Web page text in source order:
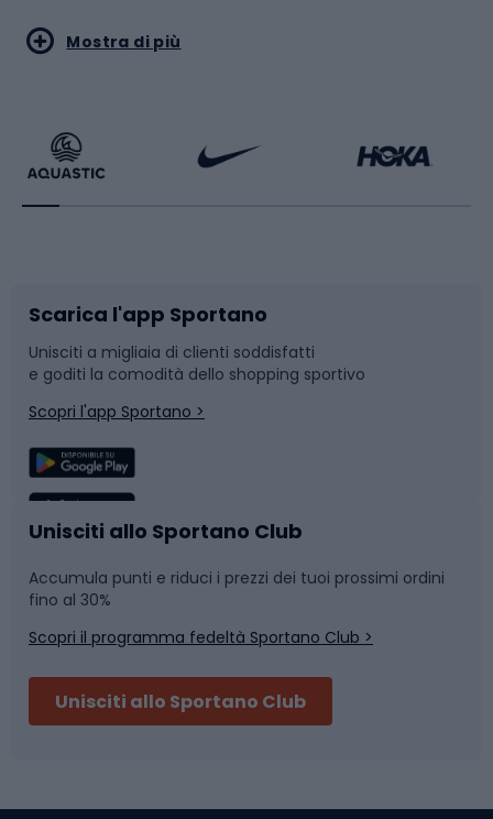
Sport acquatici
Bikepacking
Bushcraft
Corsa
Sport di squadra
Caschi da ciclismo
Skitouring
Abbigliamento da escursionismo
Sport di arti marziali
Sport con le racchette
Slitte e slittini
Snowboard
Camminata nordica
Nuoto
Pattinaggio
Componenti per biciclette
Mostra di più
Scarica l'app Sportano
Unisciti a migliaia di clienti soddisfatti
e goditi la comodità dello shopping sportivo
Scopri l'app Sportano >
Unisciti allo Sportano Club
Accumula punti e riduci i prezzi dei tuoi prossimi ordini
fino al 30%
Scopri il programma fedeltà Sportano Club >
Unisciti allo Sportano Club